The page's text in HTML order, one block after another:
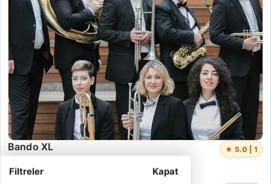
Filtreler Kapat
Bando XL ★ 5.0 | 1
55 Dakika